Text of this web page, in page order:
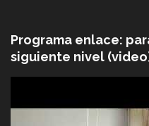
Programa enlace:
siguiente nivel